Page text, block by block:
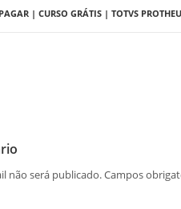
| CURSO GRÁTIS | TOTVS
não será publicado.Campos